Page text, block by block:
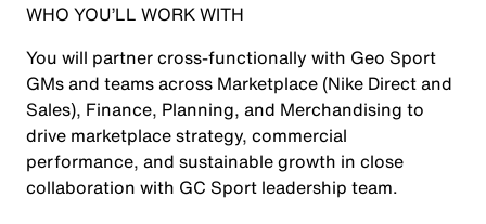
WHO YOU’LL WORK WITH
You will partner cross-functionally with Geo Sport
GMs and teams across Marketplace (Nike Direct and
Sales), Finance, Planning, and Merchandising to
drive marketplace strategy, commercial
performance, and sustainable growth in close
collaboration with GC Sport leadership team.